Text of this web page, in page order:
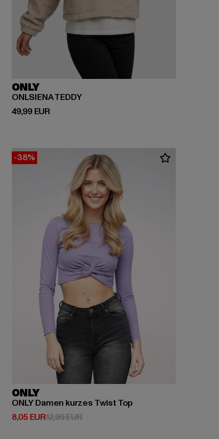
ONLY
ONLSIENA TEDDY
49,99 EUR
Prix courant: 49,99 EUR
-38%
ONLY
ONLY Damen kurzes Twist Top
8,05 EUR
Prix courant: 8,05 EUR
12,99 EURPrix en promotion: 12,99 EUR